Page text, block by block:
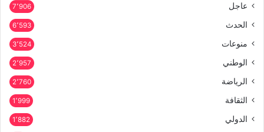
عاجل 7٬906
الحدث 6٬593
منوعات 3٬524
الوطني 2٬957
الرياضة 2٬760
الثقافة 1٬999
الدولي 1٬882